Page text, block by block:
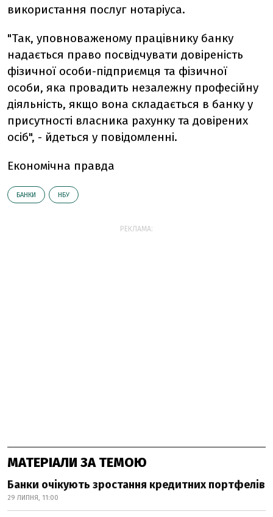
використання послуг нотаріуса.
"Так, уповноваженому працівнику банку
надається право посвідчувати довіреність
фізичної особи-підприємця та фізичної
особи, яка провадить незалежну професійну
діяльність, якщо вона складається в банку у
присутності власника рахунку та довірених
осіб", - йдеться у повідомленні.
Економічна правда
БАНКИ НБУ
РЕКЛАМА:
МАТЕРІАЛИ ЗА ТЕМОЮ
Банки очікують зростання кредитних портфелів
29 ЛИПНЯ, 11:00